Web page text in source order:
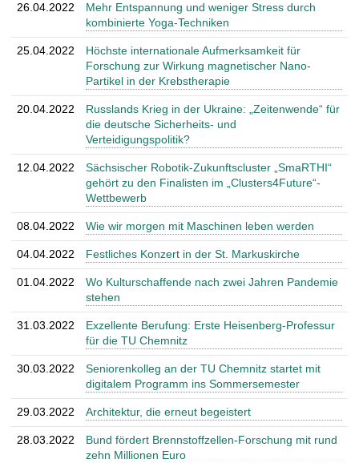
26.04.2022
Mehr Entspannung und weniger Stress durch
kombinierte Yoga-Techniken
25.04.2022
Höchste internationale Aufmerksamkeit für
Forschung zur Wirkung magnetischer Nano-
Partikel in der Krebstherapie
20.04.2022
Russlands Krieg in der Ukraine: „Zeitenwende“ für
die deutsche Sicherheits- und
Verteidigungspolitik?
12.04.2022
Sächsischer Robotik-Zukunftscluster „SmaRTHI“
gehört zu den Finalisten im „Clusters4Future“-
Wettbewerb
08.04.2022 Wie wir morgen mit Maschinen leben werden
04.04.2022 Festliches Konzert in der St. Markuskirche
01.04.2022
Wo Kulturschaffende nach zwei Jahren Pandemie
stehen
31.03.2022
Exzellente Berufung: Erste Heisenberg-Professur
für die TU Chemnitz
30.03.2022
Seniorenkolleg an der TU Chemnitz startet mit
digitalem Programm ins Sommersemester
29.03.2022 Architektur, die erneut begeistert
28.03.2022
Bund fördert Brennstoffzellen-Forschung mit rund
zehn Millionen Euro